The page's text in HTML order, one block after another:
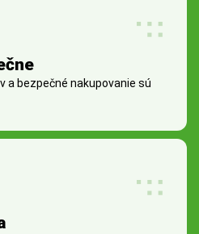
a bezpečné nakupovanie sú